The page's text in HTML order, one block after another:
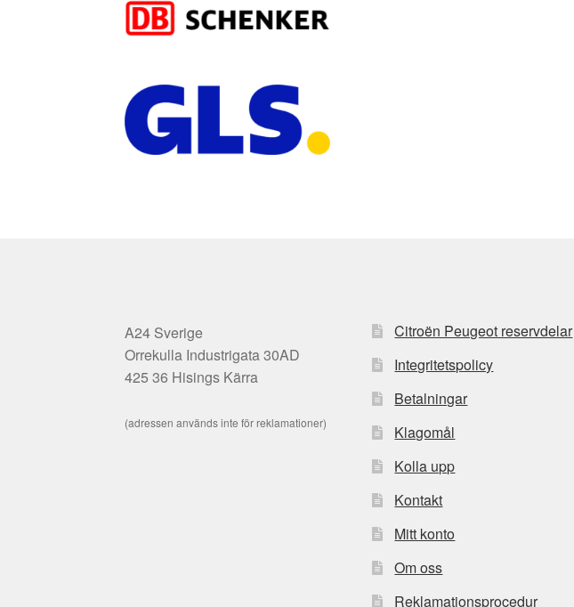
A24 Sverige
Orrekulla Industrigata 30AD
425 36 Hisings Kärra
(adressen används inte för reklamationer)
Citroën Peugeot reservdelar
Integritetspolicy
Betalningar
Klagomål
Kolla upp
Kontakt
Mitt konto
Om oss
Reklamationsprocedur